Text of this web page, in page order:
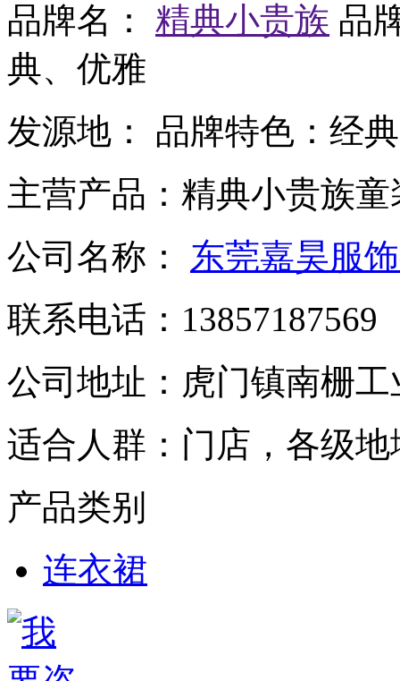
品牌名： 精典小贵族 品
典、优雅
发源地：
品牌特色： 经
主营产品： 精典小贵族童
公司名称： 东莞嘉昊服
联系电话： 13857187569
公司地址： 虎门镇南栅
适合人群： 门店，各级
产品类别
连衣裙